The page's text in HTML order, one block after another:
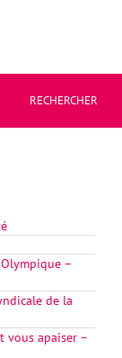
RECHERCHER
–
de la
vous apaiser –